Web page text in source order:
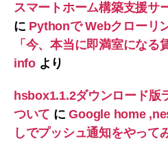
スマートホーム構築支援サ
に Pythonで Webクローリ
「今、本当に即満室になる
infoより
hsbox1.1.2ダウンロード版
ついて にGoogle home
しでプッシュ通知をやって